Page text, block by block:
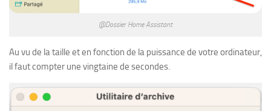
@Dossier Home Assistant
Au vu de la taille et en fonction de la puissance de votre ordinateur,
il faut compter une vingtaine de secondes.